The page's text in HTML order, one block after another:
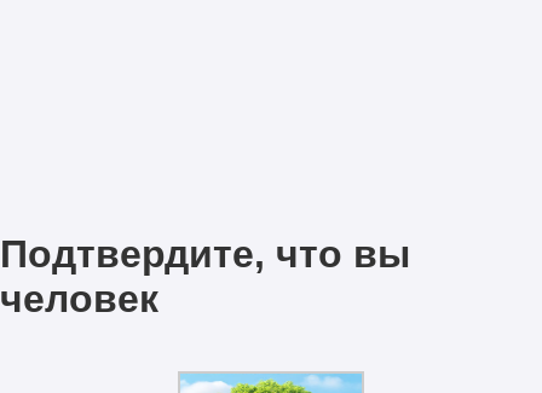
Подтвердите, что вы
человек